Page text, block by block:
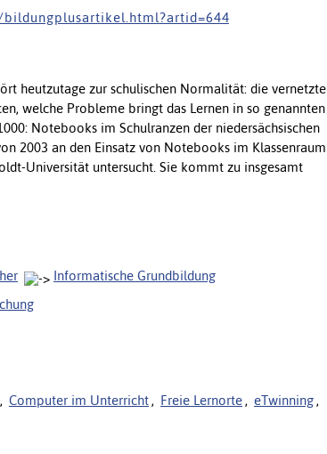
i l d u n g p l u s a r t i k e l . h t m l ? a r t i d = 6 4 4
heutzutage zur schulischen Normalität: die vernetzte
welche Probleme bringt das Lernen in so genannten
Notebooks im Schulranzen der niedersächsischen
2003 an den Einsatz von Notebooks im Klassenraum
Universität untersucht. Sie kommt zu insgesamt
Informatische Grundbildung
, Computer im Unterricht , Freie Lernorte , eTwinning ,